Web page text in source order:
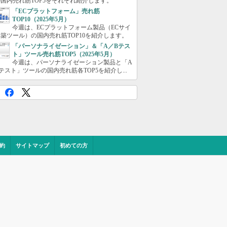
「ECプラットフォーム」売れ筋
TOP10（2025年5月）
今週は、ECプラットフォーム製品（ECサイ
ツール）の国内売れ筋TOP10を紹介します。
「パーソナライゼーション」＆「A／Bテス
ト」ツール売れ筋TOP5（2025年5月）
今週は、パーソナライゼーション製品と「A
スト」ツールの国内売れ筋各TOP5を紹介し...
サイトマップ 初めての方